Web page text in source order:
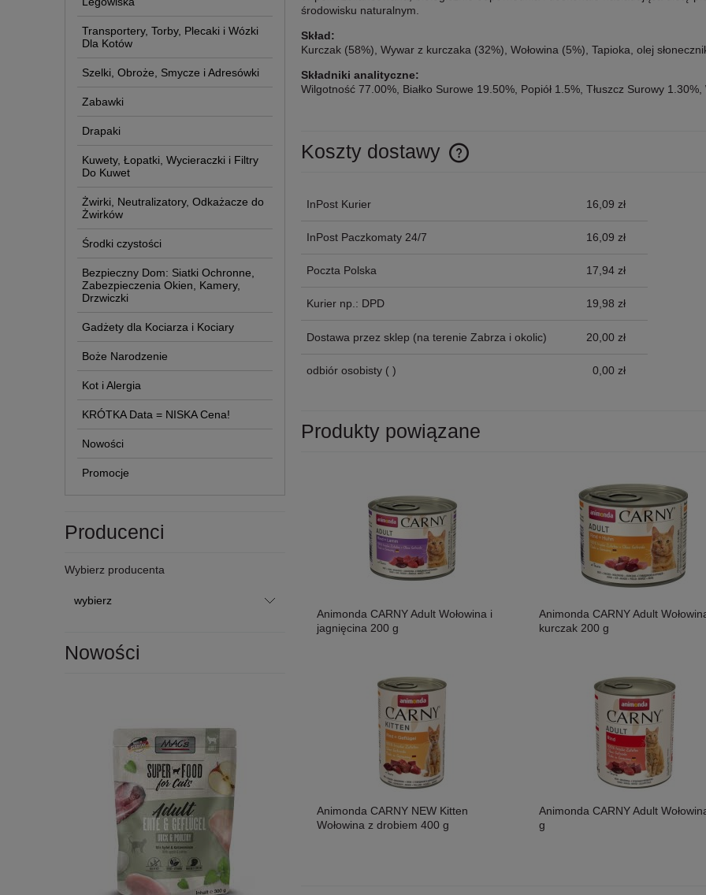
Transportery, Torby, Plecaki i Wózki
Dla Kotów
Szelki, Obroże, Smycze i Adresówki
Zabawki
Drapaki
Kuwety, Łopatki, Wycieraczki i Filtry
Do Kuwet
Żwirki, Neutralizatory, Odkażacze do
Żwirków
Środki czystości
Bezpieczny Dom: Siatki Ochronne,
Zabezpieczenia Okien, Kamery,
Drzwiczki
Gadżety dla Kociarza i Kociary
Boże Narodzenie
Kot i Alergia
KRÓTKA Data = NISKA Cena!
Nowości
Promocje
Producenci
Wybierz producenta
Nowości
środowisku naturalnym.
Skład:
Kurczak (58%), Wywar z kurczaka (32%), Wołowina (5%), Tapioka, olej
Składniki analityczne:
Wilgotność 77.00%, Białko Surowe 19.50%, Popiół 1.5%, Tłuszcz Surowy
Koszty dostawy
InPost Kurier 16,09 zł
InPost Paczkomaty 24/7 16,09 zł
Poczta Polska 17,94 zł
Kurier np.: DPD 19,98 zł
Dostawa przez sklep (na terenie Zabrza i okolic) 20,00 zł
odbiór osobisty ( ) 0,00 zł
Produkty powiązane
Animonda CARNY Adult Wołowina i
jagnięcina 200 g
Animonda CARNY Adult
kurczak 200 g
Animonda CARNY NEW Kitten
Wołowina z drobiem 400 g
Animonda CARNY Adult
g